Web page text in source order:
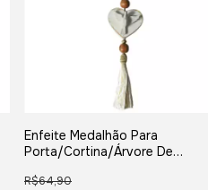
Enfeite Medalhão Para
Porta/Cortina/Árvore De
R$64,90